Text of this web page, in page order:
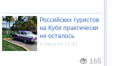
Российских туристов
на Кубе практически
не осталось
4 Августа 17:41
165